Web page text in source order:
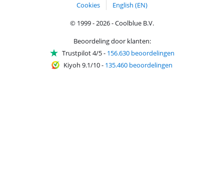
Cookies
English (EN)
© 1999 - 2026 - Coolblue B.V.
Beoordeling door klanten:
Trustpilot 4/5- 156.630 beoordelingen
Kiyoh 9.1/10- 135.460 beoordelingen